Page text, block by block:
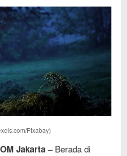
65
Hari
Pixabay)
Jakarta –Berada di